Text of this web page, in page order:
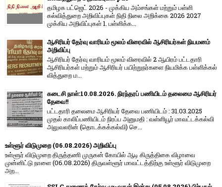
தமிழக பட்ஜெட் 2026 - முக்கிய அம்சங்கள் மற்றும் பள்ளி
கல்வித்துறை அறிவிப்புகள் நிதி நிலை அறிக்கை 2026 2027
முக்கிய அறிவிப்புகள் 1. பள்ளிக்க...
ஆசிரியர் தேர்வு வாரியம் மூலம் விரைவில் ஆசிரியர்கள் நியமனம்
அறிவிப்பு
ஆசிரியர் தேர்வு வாரி​யம் மூலம் விரை​வில் 2 ஆயிரம் பட்​ட​தாரி
ஆசிரியர்​கள் மற்​றும் ஆசிரியர் பயிற்றுநர்​களை நியமிக்க பள்​ளிக்​கல்​
வித்​துறை ம...
கடைசி நாள்:10.08.2026. நிரந்தரப் பணியிடம் தலைமை ஆசிரியர்
தேவை!!
பட்டதாரி தலைமை ஆசிரியர் தேவை பணியிடம் : 31.03.2025
முதல் காலிப்பணியிடம் நிரப்ப அனுமதி : வள்ளியூர் மாவட்டக்கல்வி
அலுவலரின் (தொடக்கக்கல்வி) செ...
உள்ளூர் விடுமுறை (06.08.2026) அறிவிப்பு
உள்ளூர் விடுமுறை திருத்தணி முருகன் கோயில் ஆடி கிருத்திகை விழாவை
முன்னிட்டு நாளை (06.08.2026) திருவள்ளூர் மாவட்டத்திற்கு உள்ளூர் விடுமுறை
அற...